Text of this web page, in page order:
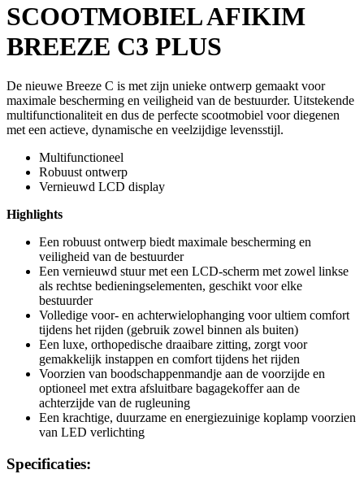
SCOOTMOBIEL AFIKIM
BREEZE C3 PLUS
De nieuwe Breeze C is met zijn unieke ontwerp gemaakt voor
maximale bescherming en veiligheid van de bestuurder. Uitstekende
multifunctionaliteit en dus de perfecte scootmobiel voor diegenen
met een actieve, dynamische en veelzijdige levensstijl.
Multifunctioneel
Robuust ontwerp
Vernieuwd LCD display
Highlights
Een robuust ontwerp biedt maximale bescherming en
veiligheid van de bestuurder
Een vernieuwd stuur met een LCD-scherm met zowel linkse
als rechtse bedieningselementen, geschikt voor elke
bestuurder
Volledige voor- en achterwielophanging voor ultiem comfort
tijdens het rijden (gebruik zowel binnen als buiten)
Een luxe, orthopedische draaibare zitting, zorgt voor
gemakkelijk instappen en comfort tijdens het rijden
Voorzien van boodschappenmandje aan de voorzijde en
optioneel met extra afsluitbare bagagekoffer aan de
achterzijde van de rugleuning
Een krachtige, duurzame en energiezuinige koplamp voorzien
van LED verlichting
Specificaties: